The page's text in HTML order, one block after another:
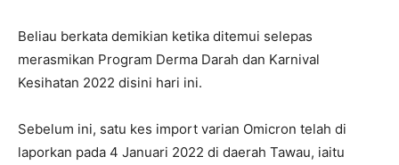
Beliau berkata demikian ketika ditemui selepas
merasmikan Program Derma Darah dan Karnival
Kesihatan 2022 disini hari ini.
Sebelum ini, satu kes import varian Omicron telah di
laporkan pada 4 Januari 2022 di daerah Tawau, iaitu